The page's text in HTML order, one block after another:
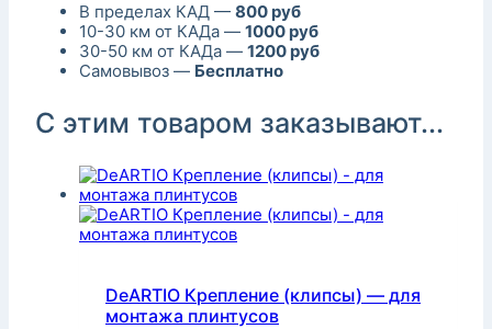
В пределах КАД — 800 руб
10-30 км от КАДа — 1000 руб
30-50 км от КАДа — 1200 руб
Самовывоз — Бесплатно
С этим товаром заказывают...
DeARTIO Крепление (клипсы) — для
монтажа плинтусов